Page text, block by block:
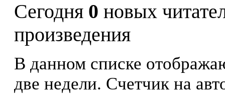
Сегодня 0 новых
произведения
В данном списке
две недели. Счетчик на